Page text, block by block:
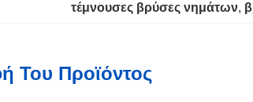
τέμνουσες βρύσες νημάτων,
Του Προϊόντος